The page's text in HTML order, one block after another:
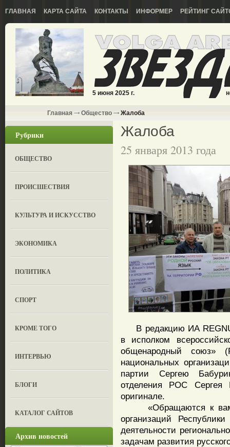
ГЛАВНАЯ КАРТА САЙТА КОНТАКТЫ ИНФОРМЕР РЕЙТИНГ
5 июня 2025 г.
Главная Общество Жалоба
Рубрики
ОБЩЕСТВО
ПРОИСШЕСТВИЯ
КУЛЬТУРА И ИСКУССТВО
ЭКОНОМИКА
ПОЛИТИКА
СПОРТ
КРОМЕ ТОГО
ИНТЕРВЬЮ
БЛОГИ
КАТАЛОГ САЙТОВ
Архив новостей
Жалоба
25 января 2013 года
В редакцию ИА
в исполком
общенародный союз»
национальных
партии Сергею
отделения РОС Сергея
оригинале.
«Обращаются к вам
организаций
деятельности
задачам развития